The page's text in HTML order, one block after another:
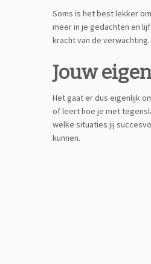
Soms is het best lekker
meer in je gedachten en
kracht van de
Jouw
Het gaat er dus eigenlijk
of leert hoe je met
welke situaties jij
kunnen.